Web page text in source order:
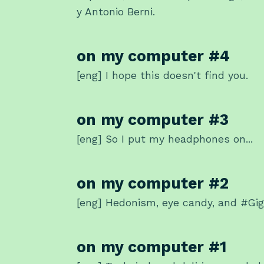
y Antonio Berni.
on my computer #4
[eng] I hope this doesn't find you.
on my computer #3
[eng] So I put my headphones on...
on my computer #2
[eng] Hedonism, eye candy, and
on my computer #1